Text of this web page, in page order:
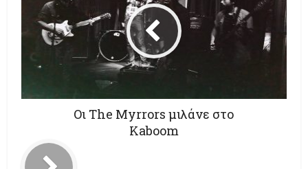
Οι The Myrrors μιλάνε στο
Kaboom